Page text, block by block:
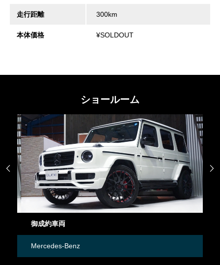
走行距離 300km
本体価格 ¥SOLDOUT
ショールーム
御成約車両
Mercedes-Benz
 